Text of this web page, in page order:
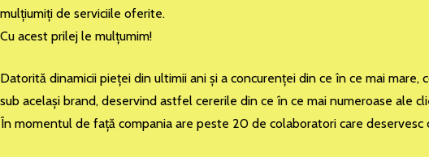
mulţiumiţi de serviciile oferite.
Cu acest prilej le mulţumim!
Datorită dinamicii pieţei din ultimii ani şi a concurenţei din ce în ce mai
sub acelaşi brand, deservind astfel cererile din ce în ce mai numeroase ale
În momentul de faţă compania are peste 20 de colaboratori care